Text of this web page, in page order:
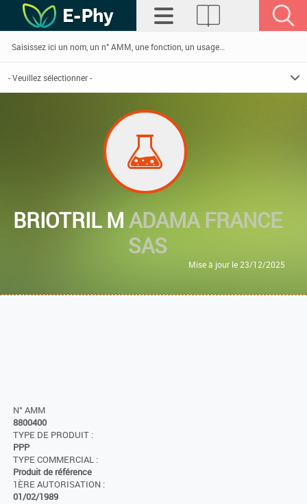
BRIOTRIL MADAMA FRANCE
SAS
Mise à jour le 23/12/2025
N° AMM
8800400
TYPE DE PRODUIT :
PPP
TYPE COMMERCIAL :
Produit de référence
1ÈRE AUTORISATION :
01/02/1989